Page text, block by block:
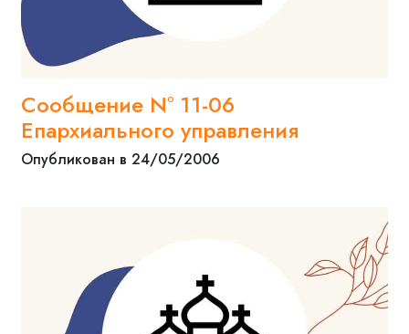
Сообщение N° 11-06
Епархиального управления
Опубликован в 24/05/2006